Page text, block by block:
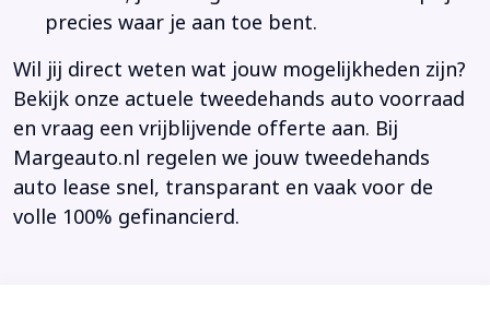
precies waar je aan toe bent.
Wil jij direct weten wat jouw mogelijkheden zijn?
Bekijk onze actuele tweedehands auto voorraad
en vraag een vrijblijvende offerte aan. Bij
Margeauto.nl regelen we jouw tweedehands
auto lease snel, transparant en vaak voor de
volle 100% gefinancierd.